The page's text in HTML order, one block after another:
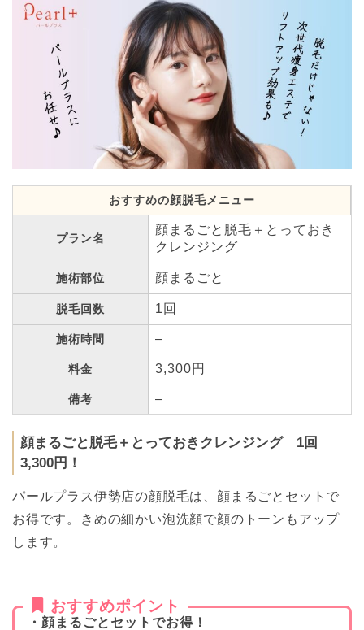
おすすめの顔脱毛メニュー
プラン名
顔まるごと脱毛＋とっておき
クレンジング
施術部位 顔まるごと
脱毛回数 1回
施術時間 –
料金 3,300円
備考 –
顔まるごと脱毛＋とっておきクレンジング 1回
3,300円！
パールプラス伊勢店の顔脱毛は、顔まるごとセットで
お得です。きめの細かい泡洗顔で顔のトーンもアップ
します。
おすすめポイント
・顔まるごとセットでお得！